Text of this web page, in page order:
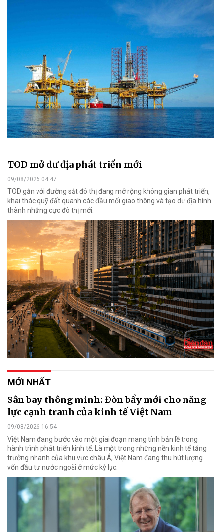
TOD mở dư địa phát triển mới
09/08/2026 04:47
TOD gắn với đường sắt đô thị đang mở rộng không gian phát triển,
khai thác quỹ đất quanh các đầu mối giao thông và tạo dư địa hình
thành những cực đô thị mới.
MỚI NHẤT
Sân bay thông minh: Đòn bẩy mới cho năng
lực cạnh tranh của kinh tế Việt Nam
09/08/2026 16:54
Việt Nam đang bước vào một giai đoạn mang tính bản lề trong
hành trình phát triển kinh tế. Là một trong những nền kinh tế tăng
trưởng nhanh của khu vực châu Á, Việt Nam đang thu hút lượng
vốn đầu tư nước ngoài ở mức kỷ lục.